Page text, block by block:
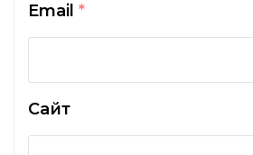
Email *
Сайт